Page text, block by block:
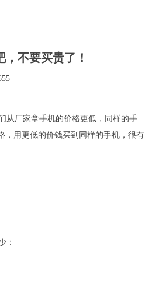
不要买贵了！
从厂家拿手机的价格更低，同样的手
，用更低的价钱买到同样的手机，很有
：